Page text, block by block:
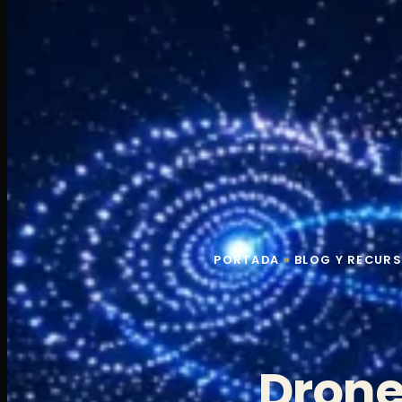
PORTADA» BLOG Y